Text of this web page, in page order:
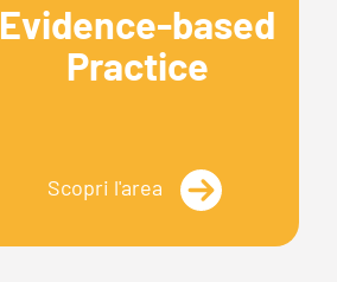
Evidence-based
Practice
Scopri l'area